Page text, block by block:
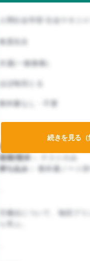
共通(一般教養)
ほぼ毎回とる
教科書なし・不要
前期/中間：
後期/期末：
持ち込み：
教科書ノート持
労働法について、毎回プリ
続きを見る（